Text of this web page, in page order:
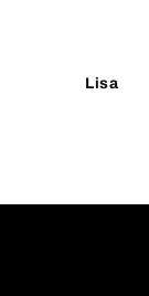
Lisa